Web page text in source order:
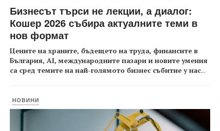
Бизнесът търси не лекции, а диалог:
Кошер 2026 събира актуалните теми в
нов формат
Цените на храните, бъдещето на труда, финансите в
България, AI, международните пазари и новите умения
са сред темите на най-голямото бизнес събитие у нас...
НОВИНИ